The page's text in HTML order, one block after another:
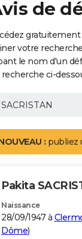
de
gratuitement
votre
le nom d'un
recherche ci-
: publiez
Pakita
Naissance
28/09/1947 à
Dôme)